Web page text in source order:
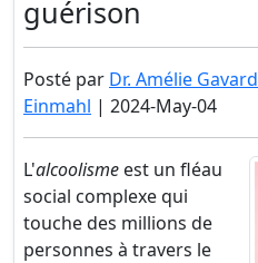
guérison
Posté par Dr. Amélie Gavard
Einmahl | 2024-May-04
L'alcoolisme est un fléau
social complexe qui
touche des millions de
personnes à travers le